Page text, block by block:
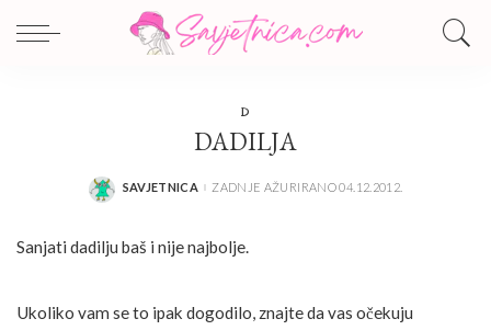
D
DADILJA
POSTED
SAVJETNICA ZADNJE AŽURIRANO 04.12.2012.
Sanjati dadilju baš i nije najbolje.
Ukoliko vam se to ipak dogodilo, znajte da vas očekuju